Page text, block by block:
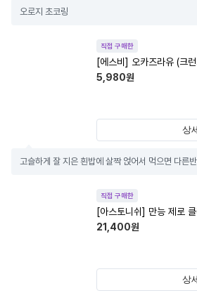
오로지 초코링
직접 구매한
[에스비] 오카즈라유 (크
5,980원
상
고슬하게 잘 지은 흰밥에 살짝 얹어서 먹으면 다른
직접 구매한
[아스토니쉬] 만능 제로
21,400원
상